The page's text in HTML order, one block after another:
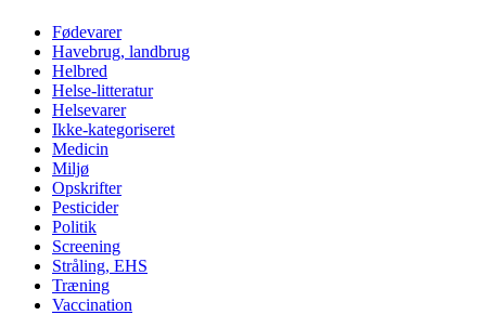
Fødevarer
Havebrug, landbrug
Helbred
Helse-litteratur
Helsevarer
Ikke-kategoriseret
Medicin
Miljø
Opskrifter
Pesticider
Politik
Screening
Stråling, EHS
Træning
Vaccination